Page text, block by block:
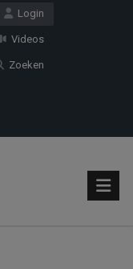
Login
Videos
Zoeken